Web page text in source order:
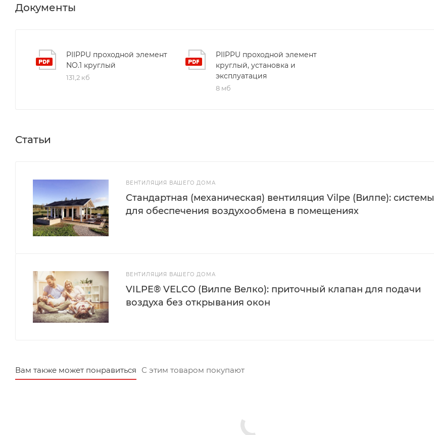
Документы
PIIPPU проходной элемент
NO.1 круглый
131,2 кб
PIIPPU проходной элемент
круглый, установка и
эксплуатация
8 мб
Статьи
ВЕНТИЛЯЦИЯ ВАШЕГО ДОМА
Стандартная (механическая) вентиляция Vilpe (Вилпе): системы
для обеспечения воздухообмена в помещениях
ВЕНТИЛЯЦИЯ ВАШЕГО ДОМА
VILPE® VELCO (Вилпе Велко): приточный клапан для подачи
воздуха без открывания окон
Вам также может понравиться С этим товаром покупают